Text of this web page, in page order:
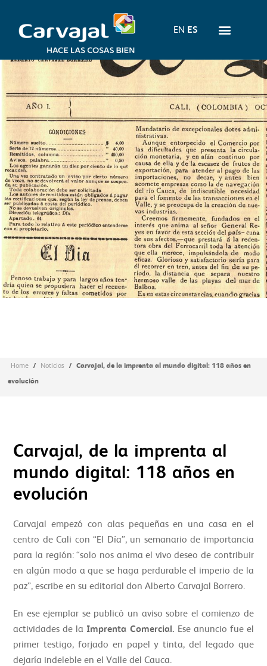
contenido
Menu
EN ES
Home / Noticias / Carvajal, de la imprenta al mundo digital: 118 años en
evolución
Carvajal, de la imprenta al
mundo digital: 118 años en
evolución
Carvajal empezó con alas pequeñas en una casa en el
centro de Cali con “El Día”, un semanario de importancia
para la región: “solo nos anima el vivo deseo de contribuir
en algún modo a que se haga perdurable el imperio de la
paz”, escribe en su editorial don Alberto Carvajal Borrero.
En ese ejemplar se publicó un aviso sobre el comienzo de
actividades de la Imprenta Comercial. Ese anuncio fue el
primer testigo, forjado en papel y tinta, del legado que
dejaría indeleble en el Valle del Cauca.